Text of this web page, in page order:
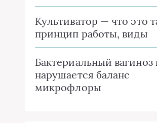
Культиватор — что это
принцип работы, виды
Бактериальный вагиноз
нарушается баланс
микрофлоры